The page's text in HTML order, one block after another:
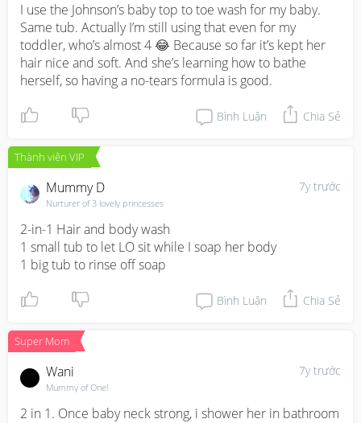
I use the Johnson’s baby top to toe wash for my baby.
Same tub. Actually I’m still using that even for my
toddler, who’s almost 4 😂 Because so far it’s kept her
hair nice and soft. And she’s learning how to bathe
herself, so having a no-tears formula is good.
Bình Luận Chia Sẻ
Thành viên VIP
7y trước
Mummy D
Nurturer of 3 lovely princesses
2-in-1 Hair and body wash
1 small tub to let LO sit while I soap her body
1 big tub to rinse off soap
Bình Luận Chia Sẻ
Super Mom
7y trước
Wani
Mummy of One!
2 in 1. Once baby neck strong, i shower her in bathroom